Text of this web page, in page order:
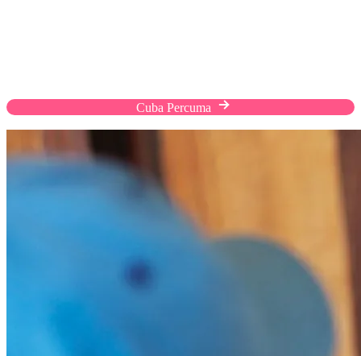
Cuba Percuma